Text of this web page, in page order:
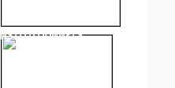
INSTITUTIONNELS